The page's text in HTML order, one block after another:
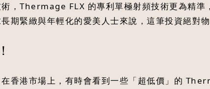
，Thermage FLX 的專利單極射頻技術更為精
期緊緻與年輕化的愛美人士來說，這筆投資絕對物
香港市場上，有時會看到一些「超低價」的